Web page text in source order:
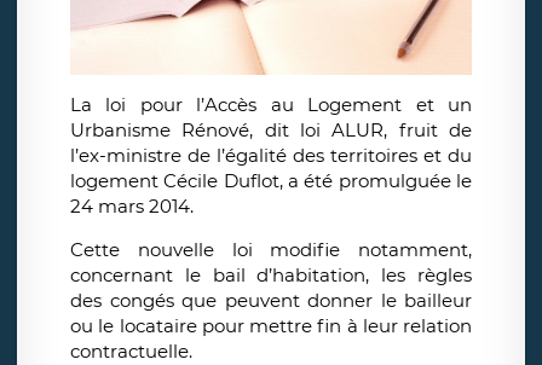
La loi pour l’Accès au Logement et un
Urbanisme Rénové, dit loi ALUR, fruit de
l’ex-ministre de l’égalité des territoires et du
logement Cécile Duflot, a été promulguée le
24 mars 2014.
Cette nouvelle loi modifie notamment,
concernant le bail d’habitation, les règles
des congés que peuvent donner le bailleur
ou le locataire pour mettre fin à leur relation
contractuelle.